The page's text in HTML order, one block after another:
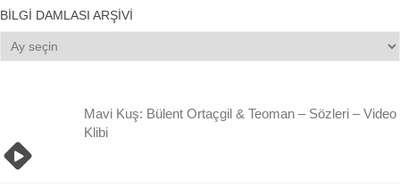
BILGI DAMLASI ARŞIVI
Bilgi
Damlası
Mavi Kuş: Bülent Ortaçgil & Teoman – Sözleri – Video
Klibi